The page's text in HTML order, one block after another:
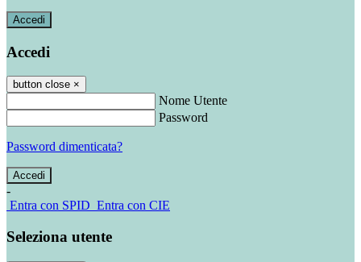
Accedi
Accedi
button close ×
Nome Utente
Password
Password dimenticata?
-
Entra con SPID Entra con CIE
Seleziona utente